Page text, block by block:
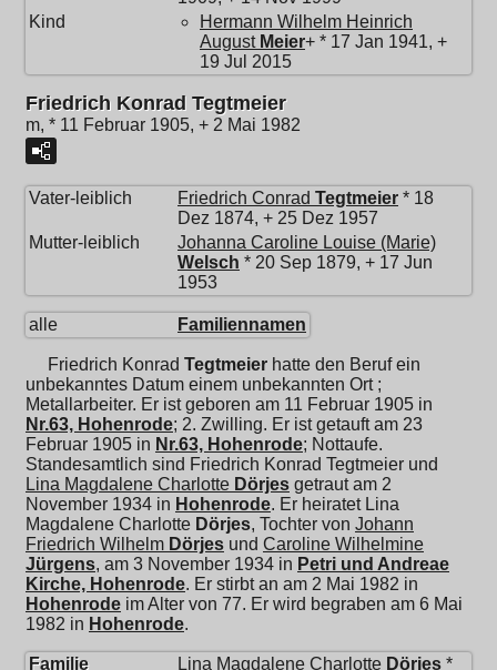
Kind
Hermann Wilhelm Heinrich
August Meier+ * 17 Jan 1941, +
19 Jul 2015
Friedrich Konrad Tegtmeier
m, * 11 Februar 1905, + 2 Mai 1982
Vater-leiblich Friedrich Conrad Tegtmeier * 18
Dez 1874, + 25 Dez 1957
Mutter-leiblich
Johanna Caroline Louise (Marie)
Welsch * 20 Sep 1879, + 17 Jun
1953
alle Familiennamen
Friedrich Konrad Tegtmeier hatte den Beruf ein
unbekanntes Datum einem unbekannten Ort ;
Metallarbeiter. Er ist geboren am 11 Februar 1905 in
Nr.63, Hohenrode; 2. Zwilling. Er ist getauft am 23
Februar 1905 in Nr.63, Hohenrode; Nottaufe.
Standesamtlich sind Friedrich Konrad Tegtmeier und
Lina Magdalene Charlotte Dörjes getraut am 2
November 1934 in Hohenrode. Er heiratet Lina
Magdalene Charlotte Dörjes, Tochter von Johann
Friedrich Wilhelm Dörjes und Caroline Wilhelmine
Jürgens, am 3 November 1934 in Petri und Andreae
Kirche, Hohenrode. Er stirbt an am 2 Mai 1982 in
Hohenrode im Alter von 77. Er wird begraben am 6 Mai
1982 in Hohenrode.
Familie Lina Magdalene Charlotte Dörjes *